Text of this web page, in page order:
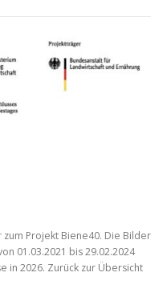
Projekt Biene40. Die Bilder
01.03.2021 bis 29.02.2024
in 2026. Zurück zur Übersicht